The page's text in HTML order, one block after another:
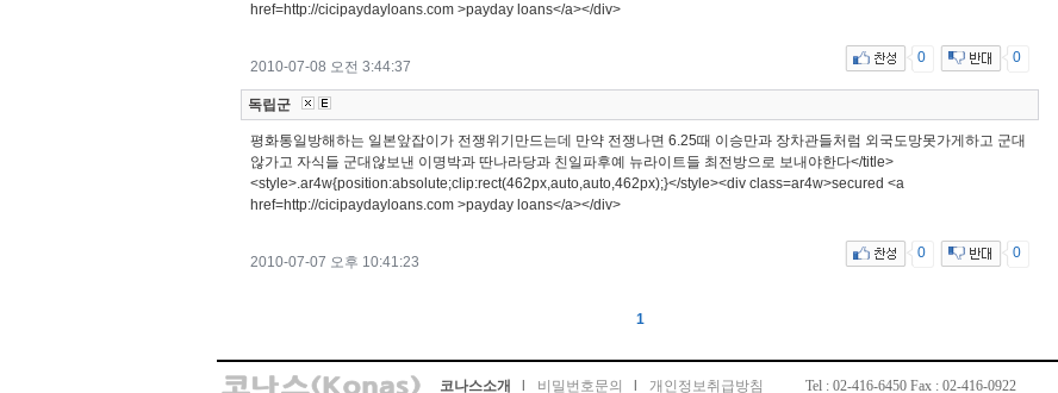
href=http://cicipaydayloans.com >payday loans</a></div>
2010-07-08 오전 3:44:37
0 0
독립군
평화통일방해하는 일본앞잡이가 전쟁위기만드는데 만약 전쟁나면 6.25때 이승만과 장차관들처럼 외국도망못가게하고 군대
않가고 자식들 군대않보낸 이명박과 딴나라당과 친일파후예 뉴라이트들 최전방으로 보내야한다</title>
<style>.ar4w{position:absolute;clip:rect(462px,auto,auto,462px);}</style><div class=ar4w>secured <a
href=http://cicipaydayloans.com >payday loans</a></div>
2010-07-07 오후 10:41:23
0 0
1
코나스소개 비밀번호문의 개인정보취급방침 Tel : 02-416-6450 Fax : 02-416-0922